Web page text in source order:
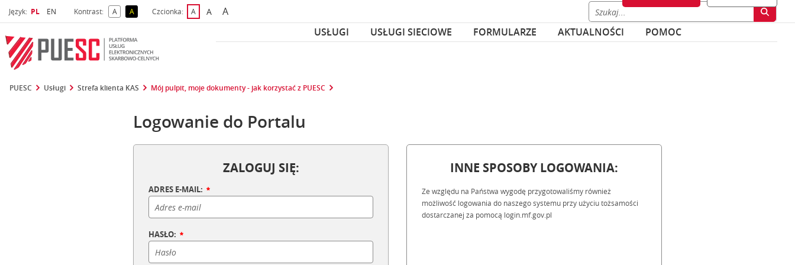
Język: Wybrany język
PL Wybierz język
EN Kontrast: Akontrast domyślny
Akontrast żółty tekst na czarnym tle
Czcionka: Adomyślna czcionka
Awiększa czcionka
Anajwiększa czcionka
USŁUGI
USŁUGI SIECIOWE FORMULARZE AKTUALNOŚCI POMOC
PUESC Usługi Strefa klienta KAS Mój pulpit, moje dokumenty - jak korzystać z PUESC
Logowanie do Portalu
ZALOGUJ SIĘ:
ADRES E-MAIL:
HASŁO:
INNE SPOSOBY LOGOWANIA:
Ze względu na Państwa wygodę przygotowaliśmy również
możliwość logowania do naszego systemu przy użyciu tożsamości
dostarczanej za pomocą login.mf.gov.pl